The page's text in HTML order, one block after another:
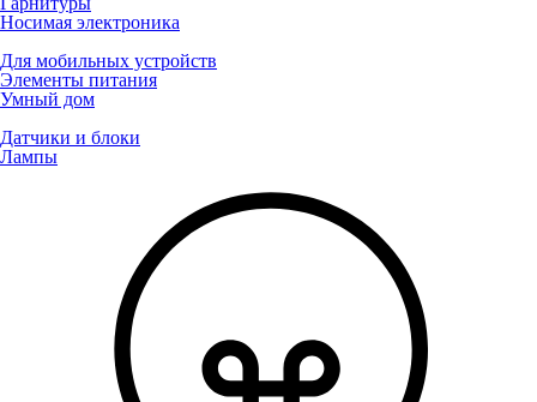
Носимая электроника
Для мобильных устройств
Элементы питания
Умный дом
Датчики и блоки
Лампы